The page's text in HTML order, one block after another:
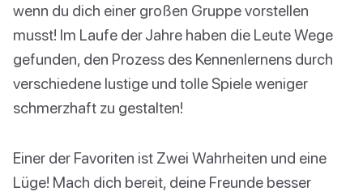
wenn du dich einer großen Gruppe vorstellen
musst! Im Laufe der Jahre haben die Leute Wege
gefunden, den Prozess des Kennenlernens durch
verschiedene lustige und tolle Spiele weniger
schmerzhaft zu gestalten!
Einer der Favoriten ist Zwei Wahrheiten und eine
Lüge! Mach dich bereit, deine Freunde besser